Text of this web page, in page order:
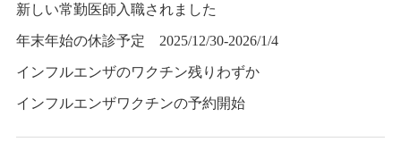
新しい常勤医師入職されました
年末年始の休診予定 2025/12/30-2026/1/4
インフルエンザのワクチン残りわずか
インフルエンザワクチンの予約開始